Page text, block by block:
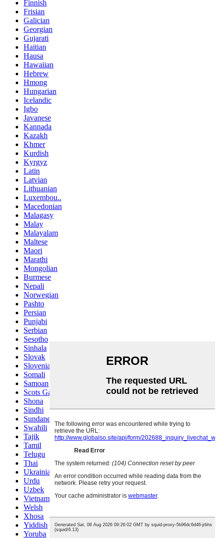
Finnish
Frisian
Galician
Georgian
Gujarati
Haitian
Hausa
Hawaiian
Hebrew
Hmong
Hungarian
Icelandic
Igbo
Javanese
Kannada
Kazakh
Khmer
Kurdish
Kyrgyz
Latin
Latvian
Lithuanian
Luxembou..
Macedonian
Malagasy
Malay
Malayalam
Maltese
Maori
Marathi
Mongolian
Burmese
Nepali
Norwegian
Pashto
Persian
Punjabi
Serbian
Sesotho
Sinhala
Slovak
Slovenian
Somali
Samoan
Scots Gaelic
Shona
Sindhi
Sundanese
Swahili
Tajik
Tamil
Telugu
Thai
Ukrainian
Urdu
Uzbek
Vietnamese
Welsh
Xhosa
Yiddish
Yoruba